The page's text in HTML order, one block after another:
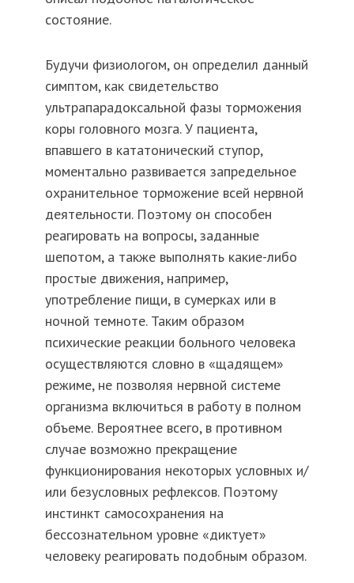
состояние.
Будучи физиологом, он определил данный
симптом, как свидетельство
ультрапарадоксальной фазы торможения
коры головного мозга. У пациента,
впавшего в кататонический ступор,
моментально развивается запредельное
охранительное торможение всей нервной
деятельности. Поэтому он способен
реагировать на вопросы, заданные
шепотом, а также выполнять какие-либо
простые движения, например,
употребление пищи, в сумерках или в
ночной темноте. Таким образом
психические реакции больного человека
осуществляются словно в «щадящем»
режиме, не позволяя нервной системе
организма включиться в работу в полном
объеме. Вероятнее всего, в противном
случае возможно прекращение
функционирования некоторых условных и/
или безусловных рефлексов. Поэтому
инстинкт самосохранения на
бессознательном уровне «диктует»
человеку реагировать подобным образом.